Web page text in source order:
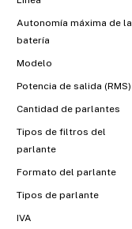
Autonomía máxima de la
batería
Modelo
Potencia de salida (RMS)
Cantidad de parlantes
Tipos de filtros del
parlante
Formato del parlante
Tipos de parlante
IVA